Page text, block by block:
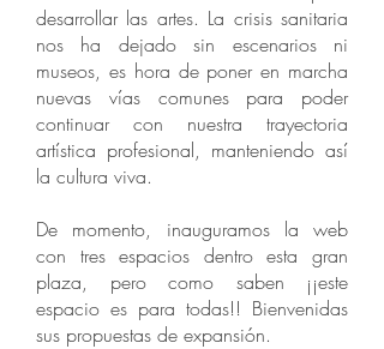
desarrollar las artes. La crisis sanitaria
nos ha dejado sin escenarios ni
museos, es hora de poner en marcha
nuevas vías comunes para poder
continuar con nuestra trayectoria
artística profesional, manteniendo así
la cultura viva.
De momento, inauguramos la web
con tres espacios dentro esta gran
plaza, pero como saben ¡¡este
espacio es para todas!! Bienvenidas
sus propuestas de expansión.